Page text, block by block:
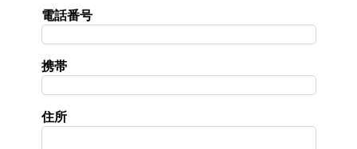
電話番号
携帯
住所